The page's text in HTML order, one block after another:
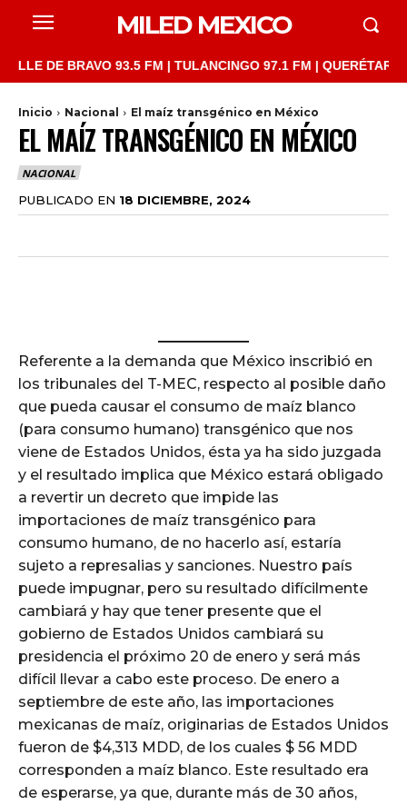
MILED MEXICO
BRAVO 93.5 FM | TULANCINGO 97.1 FM | QUERÉTARO
Inicio Nacional El maíz transgénico en México
EL MAÍZ TRANSGÉNICO EN MÉXICO
NACIONAL
PUBLICADO EN 18 DICIEMBRE, 2024
Referente a la demanda que México inscribió en
los tribunales del T-MEC, respecto al posible daño
que pueda causar el consumo de maíz blanco
(para consumo humano) transgénico que nos
viene de Estados Unidos, ésta ya ha sido juzgada
y el resultado implica que México estará obligado
a revertir un decreto que impide las
importaciones de maíz transgénico para
consumo humano, de no hacerlo así, estaría
sujeto a represalias y sanciones. Nuestro país
puede impugnar, pero su resultado difícilmente
cambiará y hay que tener presente que el
gobierno de Estados Unidos cambiará su
presidencia el próximo 20 de enero y será más
difícil llevar a cabo este proceso. De enero a
septiembre de este año, las importaciones
mexicanas de maíz, originarias de Estados Unidos
fueron de $4,313 MDD, de los cuales $ 56 MDD
corresponden a maíz blanco. Este resultado era
de esperarse, ya que, durante más de 30 años,